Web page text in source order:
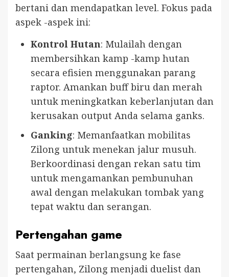
bertani dan mendapatkan level. Fokus pada
aspek -aspek ini:
Kontrol Hutan: Mulailah dengan
membersihkan kamp -kamp hutan
secara efisien menggunakan parang
raptor. Amankan buff biru dan merah
untuk meningkatkan keberlanjutan dan
kerusakan output Anda selama ganks.
Ganking: Memanfaatkan mobilitas
Zilong untuk menekan jalur musuh.
Berkoordinasi dengan rekan satu tim
untuk mengamankan pembunuhan
awal dengan melakukan tombak yang
tepat waktu dan serangan.
Pertengahan game
Saat permainan berlangsung ke fase
pertengahan, Zilong menjadi duelist dan